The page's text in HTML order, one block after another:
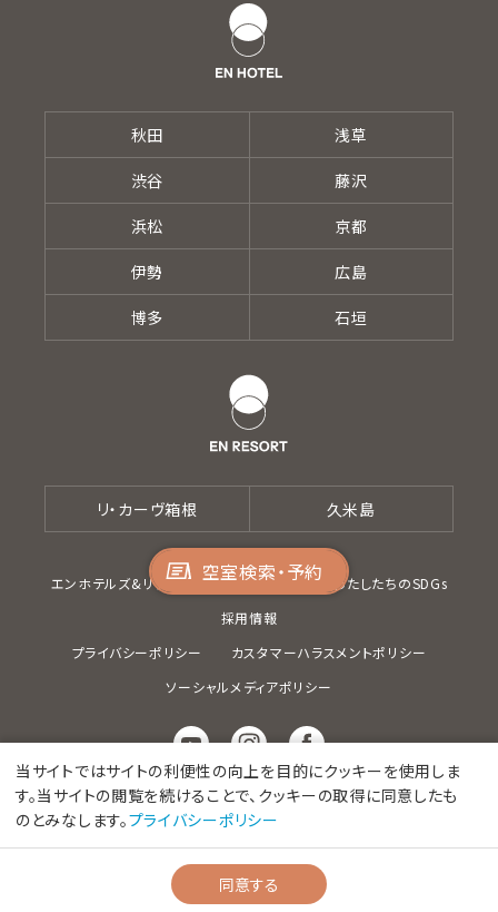
空室検索・予約
秋田 浅草
渋谷 藤沢
浜松 京都
伊勢 広島
博多 石垣
リ・カーヴ箱根 久米島
エンホテルズ&リゾーツ(株) 電子広告
わたしたちのSDGs
採用情報
プライバシーポリシー
カスタマーハラスメントポリシー
ソーシャルメディアポリシー
2026 ©EN HOTELS & RESORTS CO., Ltd.
当サイトではサイトの利便性の向上を目的にクッキーを使用しま
す。当サイトの閲覧を続けることで、クッキーの取得に同意したも
のとみなします。プライバシーポリシー
同意する